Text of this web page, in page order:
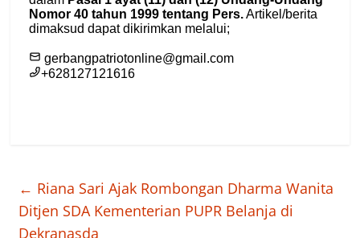
← Riana Sari Ajak Rombongan Dharma Wanita
Ditjen SDA Kementerian PUPR Belanja di
Dekranasda